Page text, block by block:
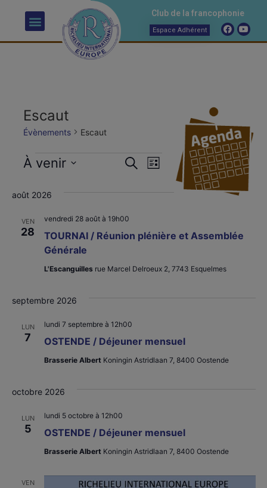
Club de la francophonie
Espace Adhérent
Escaut
Évènements Escaut
Recherche
navigation
de
Évènements
RechercheNavigation
Liste
À venir
date.
août 2026
VEN
28
TOURNAI / Réunion plénière et Assemblée
Générale
vendredi 28 août à 19h00
L'Escanguilles rue Marcel Delroeux 2, 7743 Esquelmes
septembre 2026
LUN
7 OSTENDE / Déjeuner mensuel
lundi 7 septembre à 12h00
Brasserie Albert Koningin Astridlaan 7, 8400 Oostende
octobre 2026
LUN
5 OSTENDE / Déjeuner mensuel
lundi 5 octobre à 12h00
Brasserie Albert Koningin Astridlaan 7, 8400 Oostende
VEN